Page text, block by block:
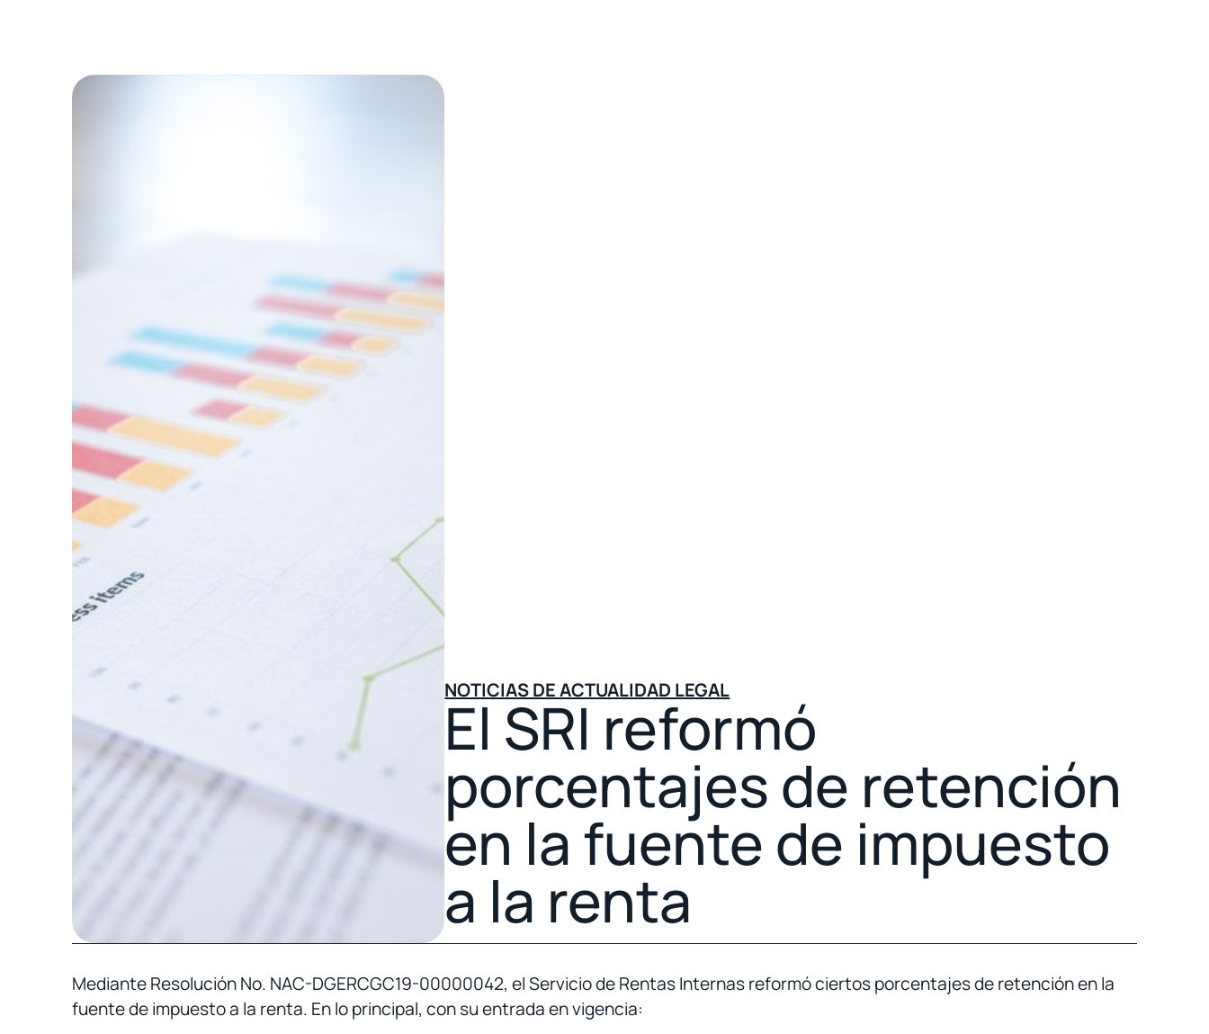
NOTICIAS DE ACTUALIDAD LEGAL
El SRI reformó
porcentajes de retención
en la fuente de impuesto
a la renta
Mediante Resolución No. NAC-DGERCGC19-00000042, el Servicio de Rentas Internas reformó ciertos porcentajes de retención en la
fuente de impuesto a la renta. En lo principal, con su entrada en vigencia: